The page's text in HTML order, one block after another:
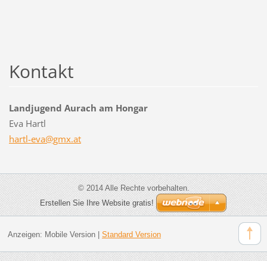
Kontakt
Landjugend Aurach am Hongar
Eva Hartl
hartl-eva@gmx.at
© 2014 Alle Rechte vorbehalten.
Erstellen Sie Ihre Website gratis!
Anzeigen: Mobile Version| Standard Version